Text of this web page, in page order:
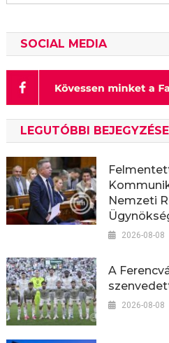
SOCIAL MEDIA
LEGUTÓBBI
Nemzeti
2026-08-08
A
2026-08-08